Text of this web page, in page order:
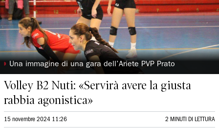
◗ Una immagine di una gara dell’Ariete PVP Prato
Volley B2 Nuti: «Servirà avere la giusta
rabbia agonistica»
15 novembre 2024 11:26 2 MINUTI DI LETTURA